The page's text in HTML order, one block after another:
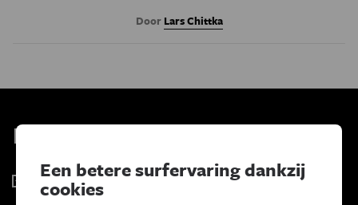
Door Lars Chittka
Kies je nieuwsbrief
Eos Wetenschap
2 x week
Een betere surfervaring dankzij
cookies